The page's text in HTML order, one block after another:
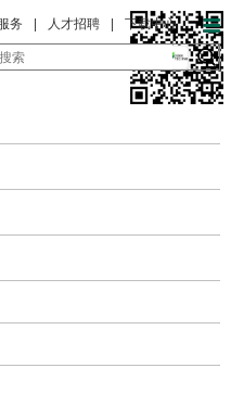
下载中心
人才招聘
务